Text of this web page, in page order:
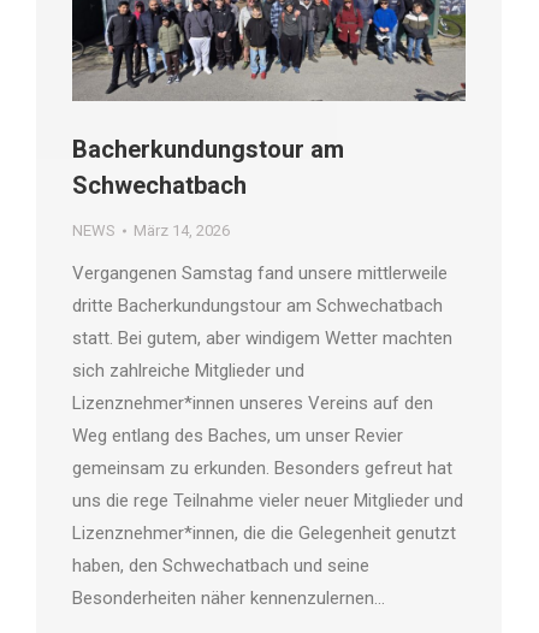
Bacherkundungstour am
Schwechatbach
NEWS März 14, 2026
Vergangenen Samstag fand unsere mittlerweile
dritte Bacherkundungstour am Schwechatbach
statt. Bei gutem, aber windigem Wetter machten
sich zahlreiche Mitglieder und
Lizenznehmer*innen unseres Vereins auf den
Weg entlang des Baches, um unser Revier
gemeinsam zu erkunden. Besonders gefreut hat
uns die rege Teilnahme vieler neuer Mitglieder und
Lizenznehmer*innen, die die Gelegenheit genutzt
haben, den Schwechatbach und seine
Besonderheiten näher kennenzulernen…